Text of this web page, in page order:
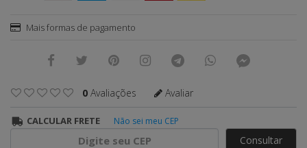
Mais formas de pagamento
0 Avaliações Avaliar
CALCULAR FRETE Não sei meu CEP
Consultar